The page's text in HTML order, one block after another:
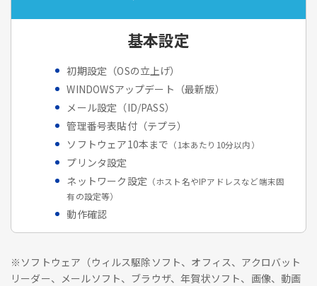
基本設定
初期設定（OSの立上げ）
WINDOWSアップデート（最新版）
メール設定（ID/PASS）
管理番号表貼付（テプラ）
ソフトウェア10本まで （1本あたり10分以内）
プリンタ設定
ネットワーク設定 （ホスト名やIPアドレスなど端末固
有の設定等）
動作確認
※ソフトウェア（ウィルス駆除ソフト、オフィス、アクロバット
リーダー、メールソフト、ブラウザ、年賀状ソフト、画像、動画